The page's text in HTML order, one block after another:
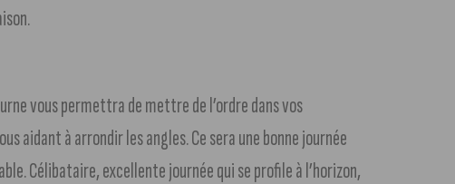
vous permettra de mettre de l’ordre dans vos
aidant à arrondir les angles. Ce sera une bonne journée
Célibataire, excellente journée qui se profile à l’horizon,